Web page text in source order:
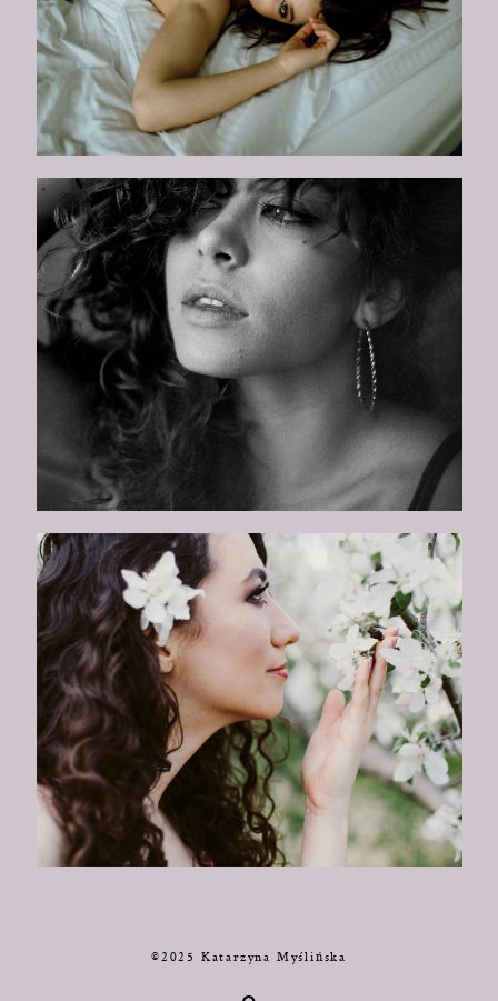
©2025 Katarzyna Myślińska